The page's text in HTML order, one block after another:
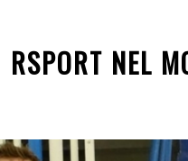
RSPORT NEL